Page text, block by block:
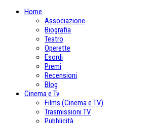
Home
Associazione
Biografia
Teatro
Operette
Esordi
Premi
Recensioni
Blog
Cinema e Tv
Films (Cinema e TV)
Trasmissioni TV
Pubblicità